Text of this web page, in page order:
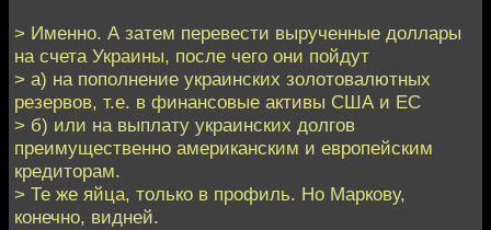
> Именно. А затем перевести вырученные доллары
на счета Украины, после чего они пойдут
> а) на пополнение украинских золотовалютных
резервов, т.е. в финансовые активы США и ЕС
> б) или на выплату украинских долгов
преимущественно американским и европейским
кредиторам.
> Те же яйца, только в профиль. Но Маркову,
конечно, видней.